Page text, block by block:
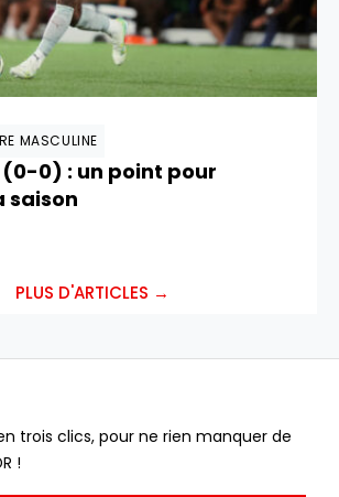
MASCULINE
(0-0) : un point pour
saison
PLUS D'ARTICLES →
trois clics, pour ne rien manquer de
!